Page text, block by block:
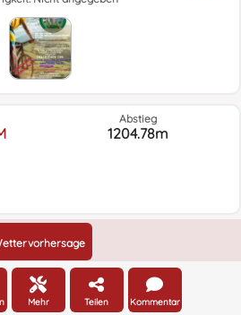
Abstieg
1204.78m
HöheMehr Teilen Kommentar